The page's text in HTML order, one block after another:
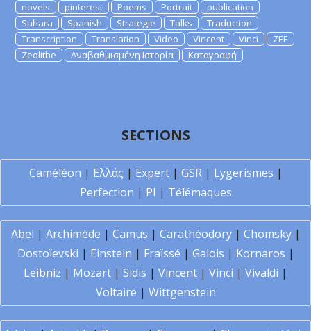
novels
pinterest Poems Portrait
publication
Sahara
Spanish Strategie Talks
Traduction
Transcription
Translation Video Vincent Vinci
ZEE
Zeolithe
Αναβαθμισμένη Ιστορία Καταγραφή
SECTIONS
Caméléon | Ελλάς | Expert| GSR| Lygerismes |
Perfection | PI | Télémaques
Abel | Archimède | Camus | Carathéodory| Chomsky|
Dostoïevski | Einstein | Fraïssé | Galois | Kornaros |
Leibniz | Mozart | Sidis | Vincent | Vinci | Vivaldi |
Voltaire | Wittgenstein